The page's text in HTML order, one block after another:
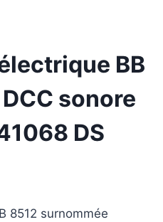
BB
sonore
DS
8512 surnommée